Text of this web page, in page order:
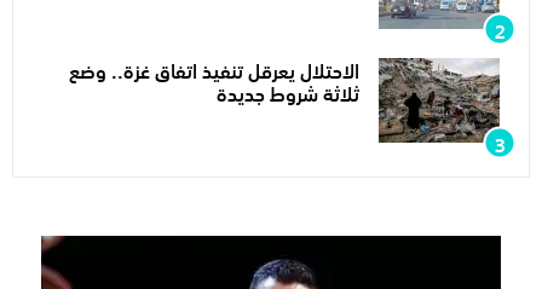
الاحتلال يعرقل تنفيذ اتفاق غزة.. وضع
ثلاثة شروط جديدة